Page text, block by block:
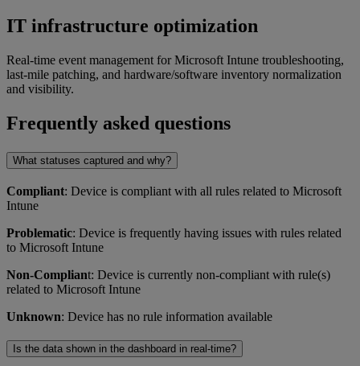
IT infrastructure optimization
Real-time event management for Microsoft Intune troubleshooting,
last-mile patching, and hardware/software inventory normalization
and visibility.
Frequently asked questions
What statuses captured and why?
Compliant: Device is compliant with all rules related to Microsoft
Intune
Problematic: Device is frequently having issues with rules related
to Microsoft Intune
Non-Compliant: Device is currently non-compliant with rule(s)
related to Microsoft Intune
Unknown: Device has no rule information available
Is the data shown in the dashboard in real-time?